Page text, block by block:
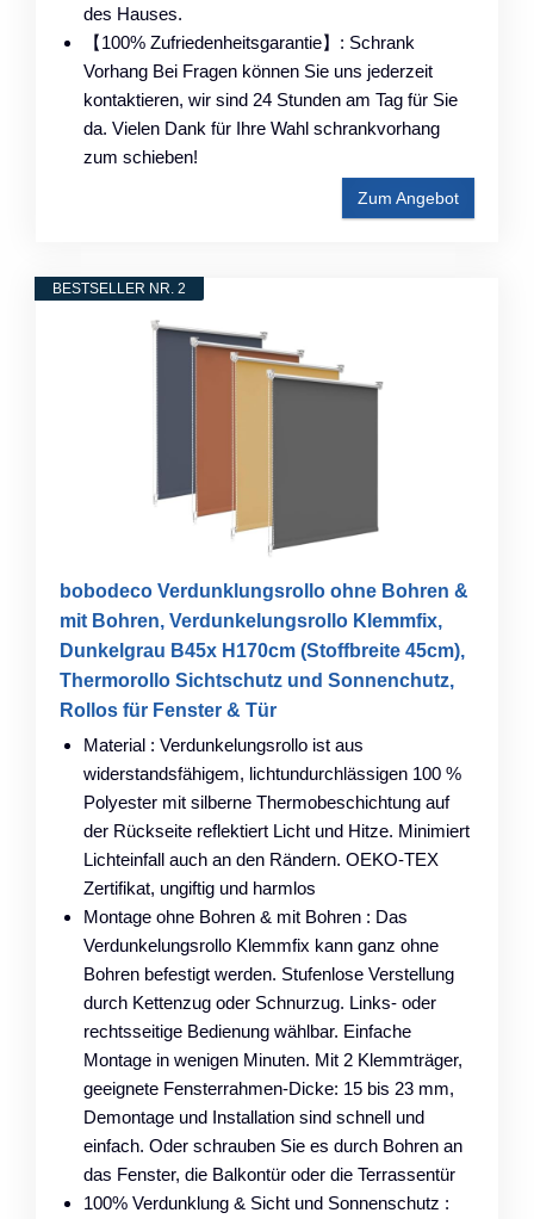
des Hauses.
【100% Zufriedenheitsgarantie】: Schrank
Vorhang Bei Fragen können Sie uns jederzeit
kontaktieren, wir sind 24 Stunden am Tag für Sie
da. Vielen Dank für Ihre Wahl schrankvorhang
zum schieben!
Zum Angebot
BESTSELLER NR. 2
bobodeco Verdunklungsrollo ohne Bohren &
mit Bohren, Verdunkelungsrollo Klemmfix,
Dunkelgrau B45x H170cm (Stoffbreite 45cm),
Thermorollo Sichtschutz und Sonnenchutz,
Rollos für Fenster & Tür
Material : Verdunkelungsrollo ist aus
widerstandsfähigem, lichtundurchlässigen 100 %
Polyester mit silberne Thermobeschichtung auf
der Rückseite reflektiert Licht und Hitze. Minimiert
Lichteinfall auch an den Rändern. OEKO-TEX
Zertifikat, ungiftig und harmlos
Montage ohne Bohren & mit Bohren : Das
Verdunkelungsrollo Klemmfix kann ganz ohne
Bohren befestigt werden. Stufenlose Verstellung
durch Kettenzug oder Schnurzug. Links- oder
rechtsseitige Bedienung wählbar. Einfache
Montage in wenigen Minuten. Mit 2 Klemmträger,
geeignete Fensterrahmen-Dicke: 15 bis 23 mm,
Demontage und Installation sind schnell und
einfach. Oder schrauben Sie es durch Bohren an
das Fenster, die Balkontür oder die Terrassentür
100% Verdunklung & Sicht und Sonnenschutz :